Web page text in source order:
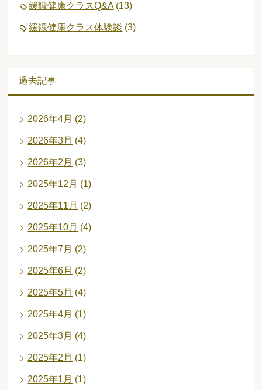
緩鍛健康クラスQ&A(13)
緩鍛健康クラス体験談 (3)
過去記事
2026年4月 (2)
2026年3月 (4)
2026年2月 (3)
2025年12月 (1)
2025年11月 (2)
2025年10月 (4)
2025年7月 (2)
2025年6月 (2)
2025年5月 (4)
2025年4月 (1)
2025年3月 (4)
2025年2月 (1)
2025年1月 (1)